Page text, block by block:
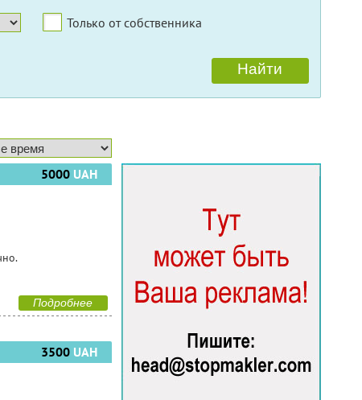
Только от собственника
5000UAH
Подробнее
3500UAH